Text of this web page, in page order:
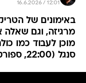
16.6.2026 / 12:01
באימונים של
מרגיזה, וגם
מוכן לעבוד כמו
סנגל (22:00, ספורט1)